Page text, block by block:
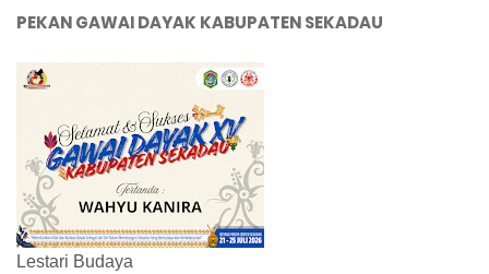
PEKAN GAWAI DAYAK KABUPATEN SEKADAU
Lestari Budaya